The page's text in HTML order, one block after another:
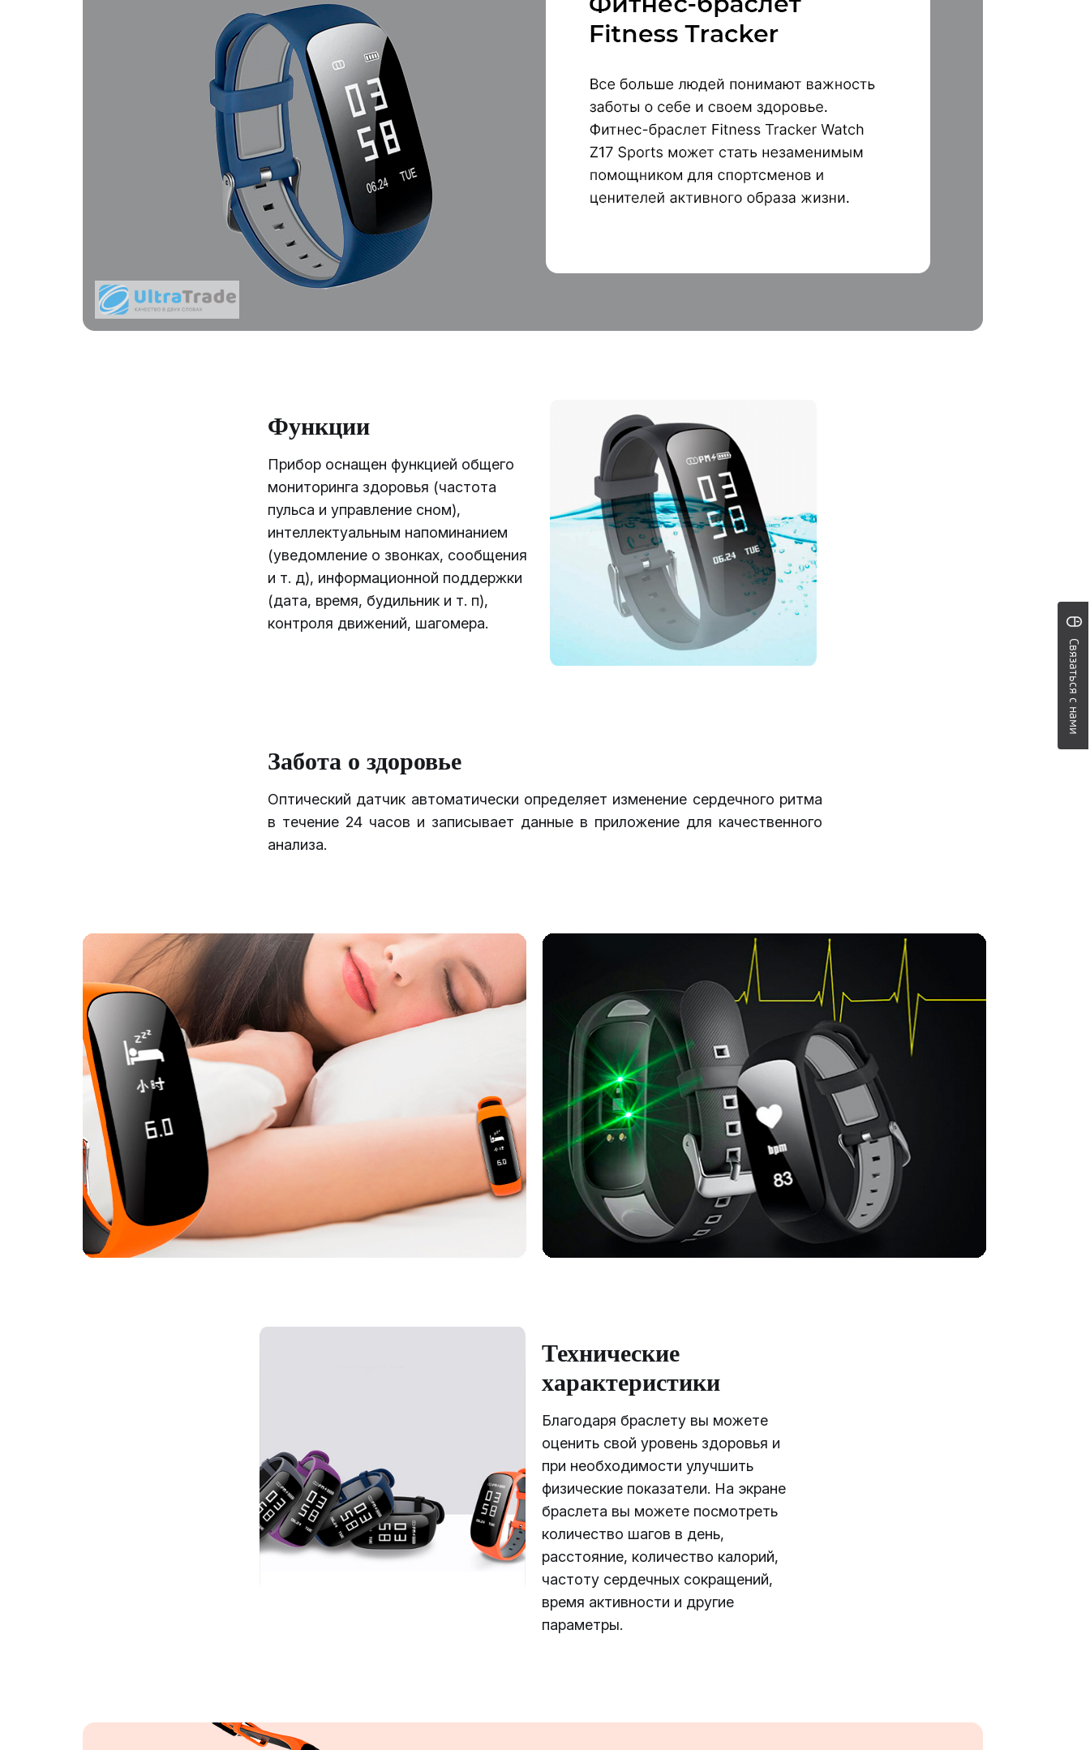
Связаться с нами
Функции
Прибор оснащен функцией общего
мониторинга здоровья (частота
пульса и управление сном),
интеллектуальным напоминанием
(уведомление о звонках, сообщения
и т. д), информационной поддержки
(дата, время, будильник и т. п),
контроля движений, шагомера.
Забота о здоровье
Оптический датчик автоматически определяет изменение сердечного ритма
в течение 24 часов и записывает данные в приложение для качественного
анализа.
Технические
характеристики
Благодаря браслету вы можете
оценить свой уровень здоровья и
при необходимости улучшить
физические показатели. На экране
браслета вы можете посмотреть
количество шагов в день,
расстояние, количество калорий,
частоту сердечных сокращений,
время активности и другие
параметры.